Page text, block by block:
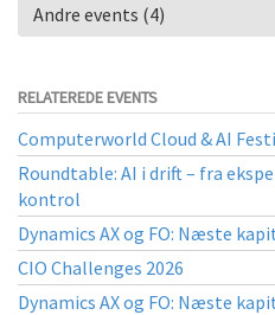
Andre events (4)
RELATEREDE EVENTS
Computerworld Cloud & AI
Roundtable: AI i drift – fra
kontrol
Dynamics AX og FO: Næste
CIO Challenges 2026
Dynamics AX og FO: Næste